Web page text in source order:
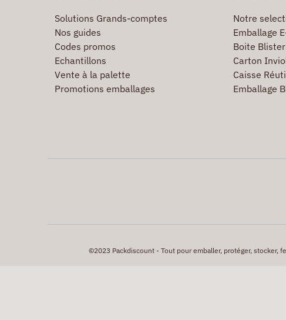
Solutions Grands-comptes
Nos guides
Codes promos
Echantillons
Vente à la palette
Promotions emballages
Notre
Emballage
Boite Blister
Carton
Caisse
Emballage
©2023 Packdiscount - Tout pour emballer, protéger, stocker,